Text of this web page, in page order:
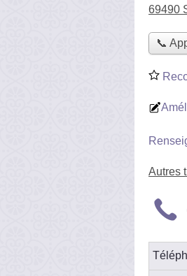
69490
📞
Autres